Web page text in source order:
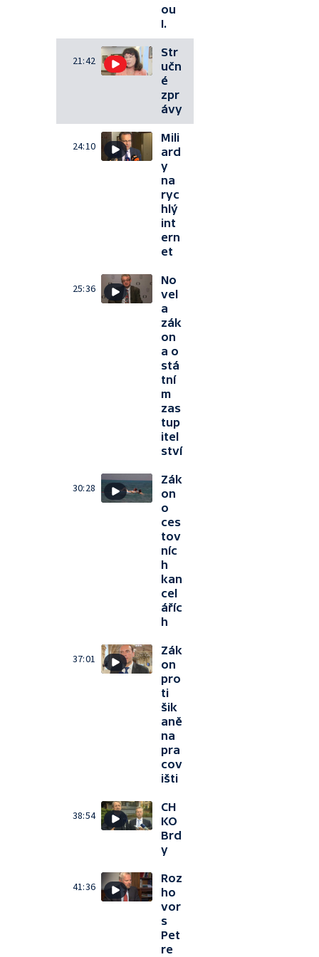
ou
I.
21:42
Str
učn
é
zpr
ávy
24:10
Mili
ard
y
na
ryc
hlý
int
ern
et
25:36
No
vel
a
zák
on
a o
stá
tní
m
zas
tup
itel
ství
30:28
Zák
on
o
ces
tov
níc
h
kan
cel
áříc
h
37:01
Zák
on
pro
ti
šik
aně
na
pra
cov
išti
38:54
CH
KO
Brd
y
41:36
Roz
ho
vor
s
Pet
re